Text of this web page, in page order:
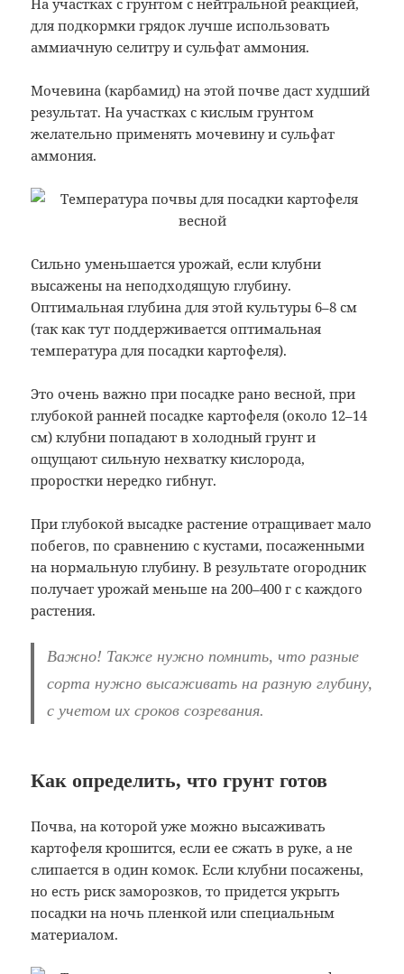
для подкормки грядок лучше использовать
аммиачную селитру и сульфат аммония.
Мочевина (карбамид) на этой почве даст худший
результат. На участках с кислым грунтом
желательно применять мочевину и сульфат
аммония.
Сильно уменьшается урожай, если клубни
высажены на неподходящую глубину.
Оптимальная глубина для этой культуры 6–8 см
(так как тут поддерживается оптимальная
температура для посадки картофеля).
Это очень важно при посадке рано весной, при
глубокой ранней посадке картофеля (около 12–14
см) клубни попадают в холодный грунт и
ощущают сильную нехватку кислорода,
проростки нередко гибнут.
При глубокой высадке растение отращивает мало
побегов, по сравнению с кустами, посаженными
на нормальную глубину. В результате огородник
получает урожай меньше на 200–400 г с каждого
растения.
Важно! Также нужно помнить, что разные
сорта нужно высаживать на разную глубину,
с учетом их сроков созревания.
Как определить, что грунт готов
Почва, на которой уже можно высаживать
картофеля крошится, если ее сжать в руке, а не
слипается в один комок. Если клубни посажены,
но есть риск заморозков, то придется укрыть
посадки на ночь пленкой или специальным
материалом.